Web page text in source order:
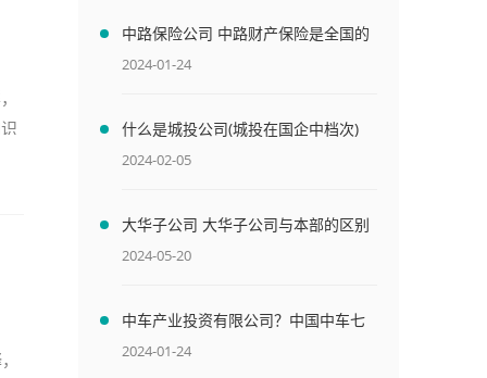
中路保险公司 中路财产保险是全国的
吗
2024-01-24
什么是城投公司(城投在国企中档次)
2024-02-05
大华子公司 大华子公司与本部的区别
2024-05-20
中车产业投资有限公司？中国中车七
大子公司
2024-01-24